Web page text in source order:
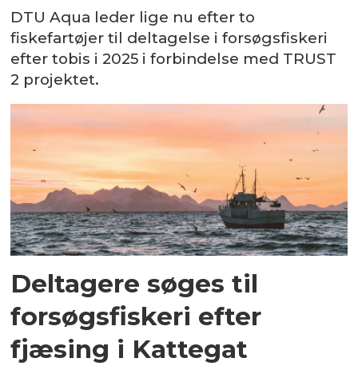
DTU Aqua leder lige nu efter to
fiskefartøjer til deltagelse i forsøgsfiskeri
efter tobis i 2025 i forbindelse med TRUST
2 projektet.
Deltagere søges til
forsøgsfiskeri efter
fjæsing i Kattegat